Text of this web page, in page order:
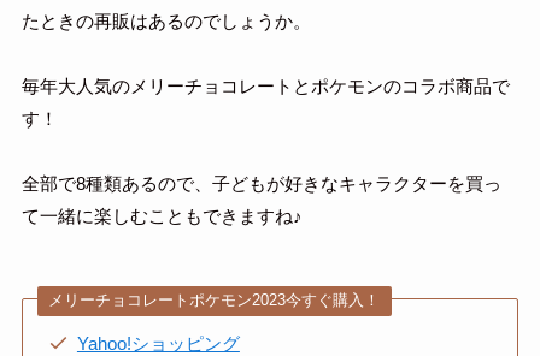
たときの再販はあるのでしょうか。
毎年大人気のメリーチョコレートとポケモンのコラボ商品で
す！
全部で8種類あるので、子どもが好きなキャラクターを買っ
て一緒に楽しむこともできますね♪
メリーチョコレートポケモン2023今すぐ購入！
Yahoo!ショッピング